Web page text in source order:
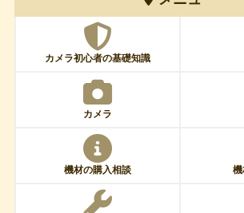
カメラ初心者の基礎知識
カメラ
機材の購入相談